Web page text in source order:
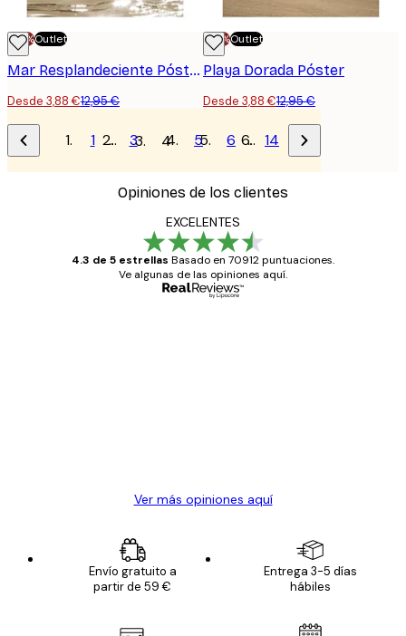
-70%Outlet
Mar Resplandeciente Póster
Desde 3,88 €12,95 €
-70%Outlet
Playa Dorada Póster
Desde 3,88 €12,95 €
1 … 3 4 5 6 … 14
Opiniones de los clientes
EXCELENTES
4.3 de 5 estrellas Basado en 70912 puntuaciones.
Ve algunas de las opiniones aquí.
Ver más opiniones aquí
Envío gratuito a
partir de 59 €
Entrega 3-5 días
hábiles